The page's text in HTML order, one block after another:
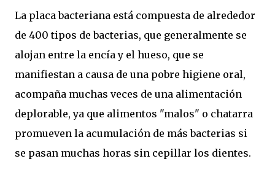
La placa bacteriana está compuesta de alrededor
de 400 tipos de bacterias, que generalmente se
alojan entre la encía y el hueso, que se
manifiestan a causa de una pobre higiene oral,
acompaña muchas veces de una alimentación
deplorable, ya que alimentos "malos" o chatarra
promueven la acumulación de más bacterias si
se pasan muchas horas sin cepillar los dientes.